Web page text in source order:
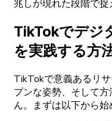
兆しが現れた段階で捉
TikTokでデジ
を実践する方
TikTokで意義ある リ
プンな姿勢、 そして方
ん。
まずは以下から始